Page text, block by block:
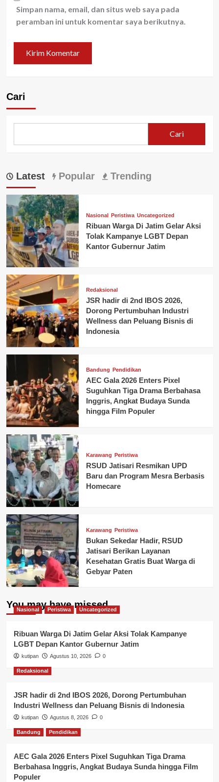
Simpan nama, email, dan situs web saya pada
peramban ini untuk komentar saya berikutnya.
Cari
Cari
Latest Popular Trending
Nasional Peristiwa Uncategorized
Ribuan Warga Di Jatim Gelar Aksi
Tolak Kampanye LGBT Depan
Kantor Gubernur Jatim
Redaksional
JSR hadir di 2nd IBOS 2026,
Dorong Pertumbuhan Industri
Wellness dan Peluang Bisnis di
Indonesia
Bandung Pendidikan
AEC Gala 2026 Enters Pixel
Suguhkan Tiga Drama Berbahasa
Inggris, Angkat Budaya Sunda
hingga Film Populer
Karawang Peristiwa
RSUD Jatisari Resmikan UPD
Baru dan Program Mesra Berbasis
Homecare
Karawang Peristiwa
Bukan Sekedar Hadir, RSUD
Jatisari Berikan Layanan
Kesehatan Gratis Buat Warga di
Gebyar Paten
You may have missed
Nasional Peristiwa Uncategorized
Ribuan Warga Di Jatim Gelar Aksi Tolak Kampanye
LGBT Depan Kantor Gubernur Jatim
kutipan Agustus 10, 2026 0
Redaksional
JSR hadir di 2nd IBOS 2026, Dorong Pertumbuhan
Industri Wellness dan Peluang Bisnis di Indonesia
kutipan Agustus 8, 2026 0
Bandung Pendidikan
AEC Gala 2026 Enters Pixel Suguhkan Tiga Drama
Berbahasa Inggris, Angkat Budaya Sunda hingga Film
Populer